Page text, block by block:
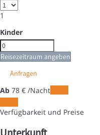
1
Kinder
Reisezeitraum angeben
Anfragen
Ab 78 € /Nacht
Verfügbarkeit und Preise